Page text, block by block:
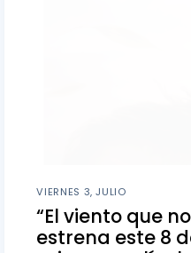
VIERNES 3, JULIO
“El viento que
estrena este 8